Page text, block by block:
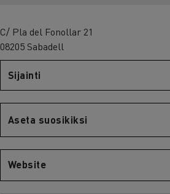
C/ Pla del Fonollar 21
08205 Sabadell
Sijainti
Aseta suosikiksi
Website